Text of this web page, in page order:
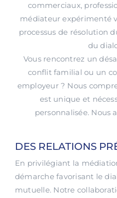
commerciaux,
médiateur expérimenté
processus de résolution
du
Vous rencontrez un
conflit familial ou un
employeur ? Nous
est unique et
personnalisée. Nous
DES RELATIONS
En privilégiant la
démarche favorisant le
mutuelle. Notre